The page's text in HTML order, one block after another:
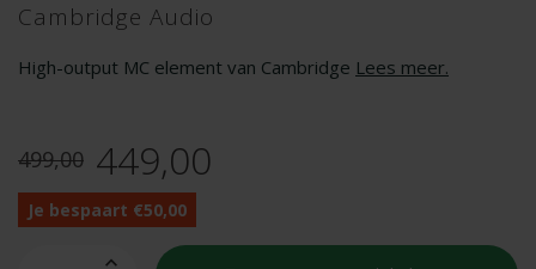
Cambridge Audio
High-output MC element van Cambridge Lees meer.
499,00 449,00
Je bespaart €50,00